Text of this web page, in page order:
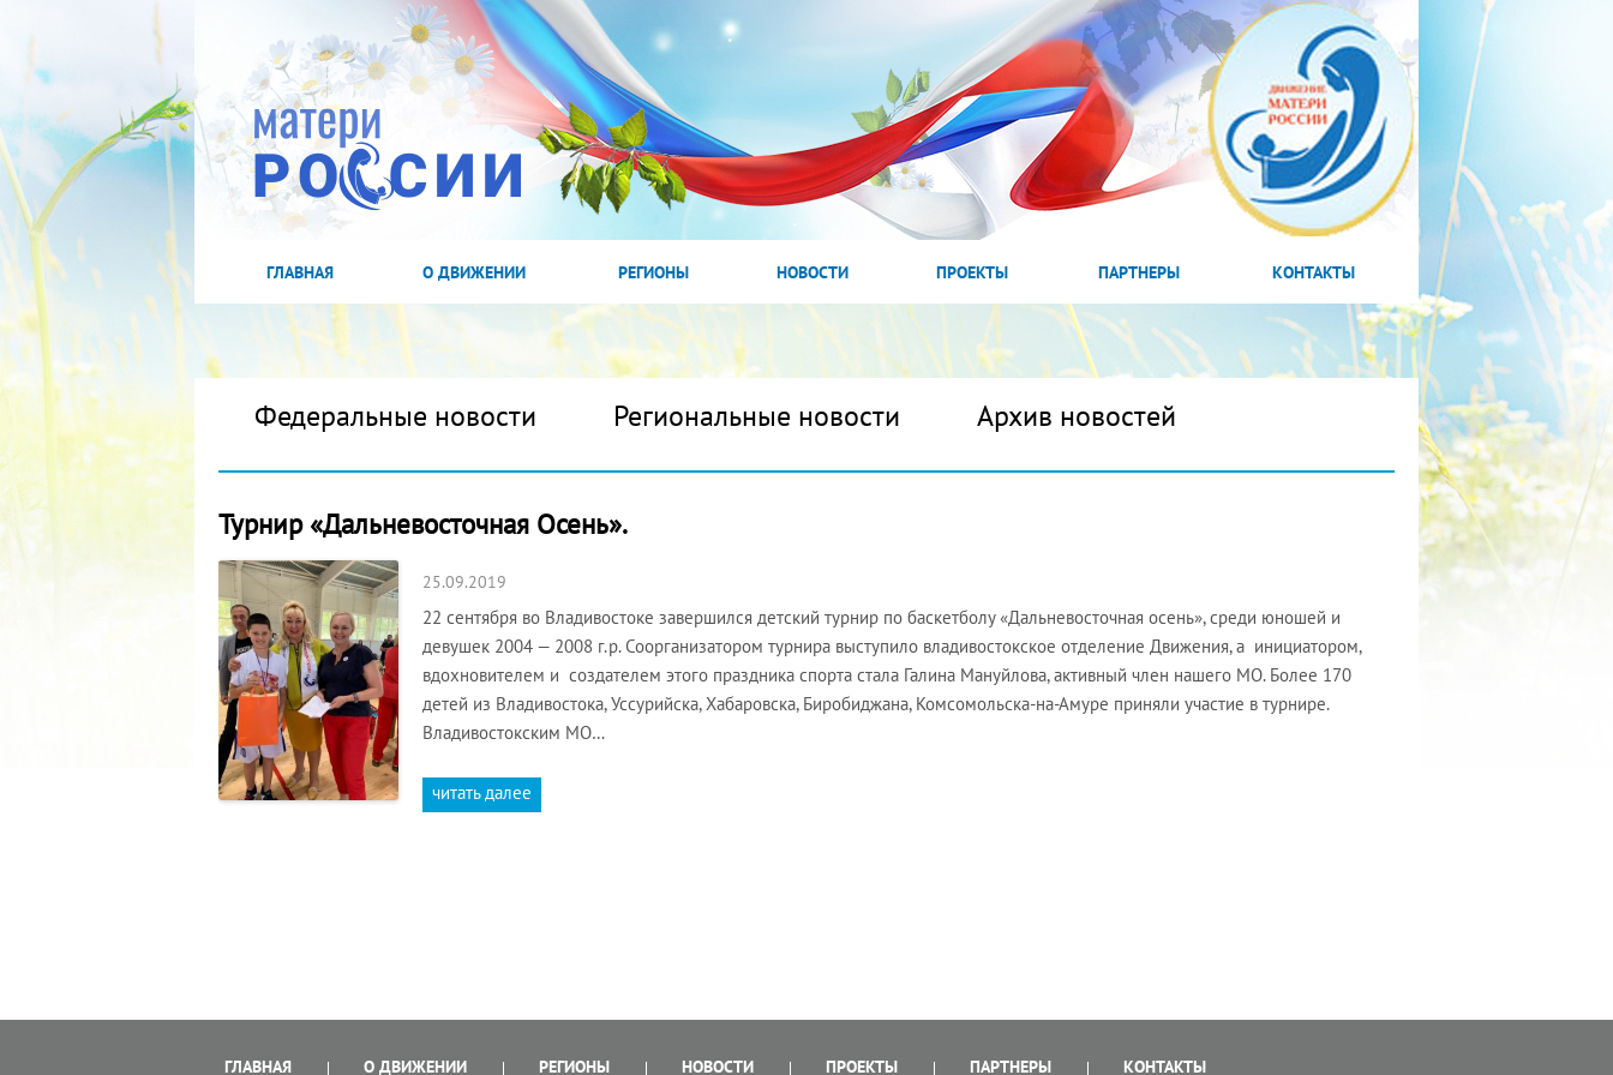
ГЛАВНАЯ О ДВИЖЕНИИ РЕГИОНЫ НОВОСТИ ПРОЕКТЫ ПАРТНЕРЫ КОНТАКТЫ
Федеральные новости Региональные новости Архив новостей
Турнир «Дальневосточная Осень».
25.09.2019
22 сентября во Владивостоке завершился детский турнир по баскетболу «Дальневосточная осень», среди юношей и
девушек 2004 — 2008 г.р. Соорганизатором турнира выступило владивостокское отделение Движения, а инициатором,
вдохновителем и создателем этого праздника спорта стала Галина Мануйлова, активный член нашего МО. Более 170
детей из Владивостока, Уссурийска, Хабаровска, Биробиджана, Комсомольска-на-Амуре приняли участие в турнире.
Владивостокским МО…
читать далее
ГЛАВНАЯ О ДВИЖЕНИИ РЕГИОНЫ НОВОСТИ ПРОЕКТЫ ПАРТНЕРЫ КОНТАКТЫ